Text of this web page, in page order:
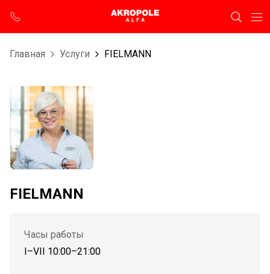
Главная Услуги FIELMANN
FIELMANN
Часы работы
I–VII 10:00–21:00